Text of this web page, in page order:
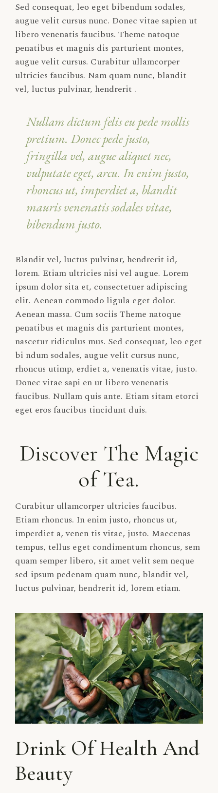
Sed consequat, leo eget bibendum sodales,
augue velit cursus nunc. Donec vitae sapien ut
libero venenatis faucibus. Theme natoque
penatibus et magnis dis parturient montes,
augue velit cursus. Curabitur ullamcorper
ultricies faucibus. Nam quam nunc, blandit
vel, luctus pulvinar, hendrerit .
Nullam dictum felis eu pede mollis
pretium. Donec pede justo,
fringilla vel, augue aliquet nec,
vulputate eget, arcu. In enim justo,
rhoncus ut, imperdiet a, blandit
mauris venenatis sodales vitae,
bibendum justo.
Blandit vel, luctus pulvinar, hendrerit id,
lorem. Etiam ultricies nisi vel augue. Lorem
ipsum dolor sita et, consectetuer adipiscing
elit. Aenean commodo ligula eget dolor.
Aenean massa. Cum sociis Theme natoque
penatibus et magnis dis parturient montes,
nascetur ridiculus mus. Sed consequat, leo eget
bi ndum sodales, augue velit cursus nunc,
rhoncus utimp, erdiet a, venenatis vitae, justo.
Donec vitae sapi en ut libero venenatis
faucibus. Nullam quis ante. Etiam sitam etorci
eget eros faucibus tincidunt duis.
Discover The Magic
of Tea.
Curabitur ullamcorper ultricies faucibus.
Etiam rhoncus. In enim justo, rhoncus ut,
imperdiet a, venen tis vitae, justo. Maecenas
tempus, tellus eget condimentum rhoncus, sem
quam semper libero, sit amet velit sem neque
sed ipsum pedenam quam nunc, blandit vel,
luctus pulvinar, hendrerit id, lorem etiam.
Drink Of Health And
Beauty